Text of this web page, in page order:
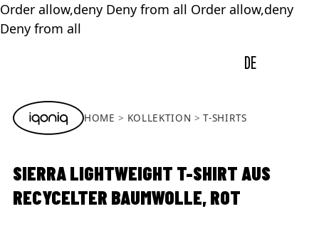
Order allow,deny Deny from all Order allow,deny
Deny from all
DE
HOME KOLLEKTION T-SHIRTS
SIERRA LIGHTWEIGHT T-SHIRT AUS
RECYCELTER BAUMWOLLE, ROT